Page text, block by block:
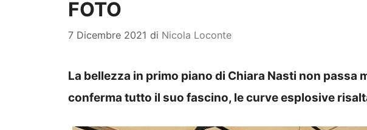
FOTO
7 Dicembre 2021 di Nicola Loconte
La bellezza in primo piano di Chiara Nasti non passa
conferma tutto il suo fascino, le curve esplosive